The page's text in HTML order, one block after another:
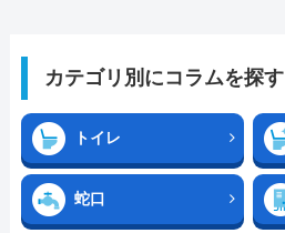
カテゴリ別にコラムを探す
トイレ
蛇口